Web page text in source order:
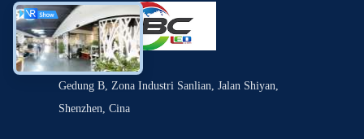
Gedung B, Zona Industri Sanlian, Jalan Shiyan,
Shenzhen, Cina